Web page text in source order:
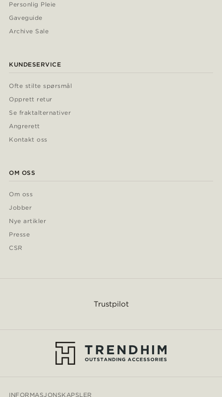
Personlig Pleie
Gaveguide
Archive Sale
KUNDESERVICE
Ofte stilte spørsmål
Opprett retur
Se fraktalternativer
Angrerett
Kontakt oss
OM OSS
Om oss
Jobber
Nye artikler
Presse
CSR
Trustpilot
INFORMASJONSKAPSLER